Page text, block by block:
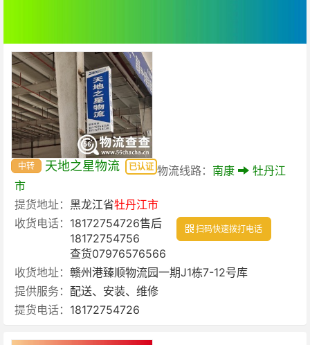
中转 天地之星物流 已认证 物流线路： 南康
牡丹江
市
提货地址： 黑龙江省牡丹江市
收货电话： 18172754726售后
18172754756
查货07976576566
扫码快速拨打电话
收货地址： 赣州港臻顺物流园一期J1栋7-12号库
提供服务： 配送、安装、维修
提货电话： 18172754726